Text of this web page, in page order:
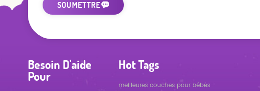
Besoin D'aide
Pour
Hot Tags
meilleures couches pour bébés